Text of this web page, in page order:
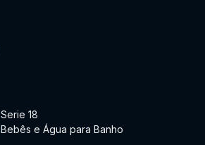
Serie 18
Bebês e Água para Banho